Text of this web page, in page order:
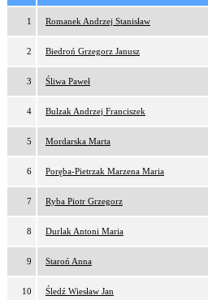
1 Romanek Andrzej Stanisław
2 Biedroń Grzegorz Janusz
3 Śliwa Paweł
4 Bulzak Andrzej Franciszek
5 Mordarska Marta
6 Poręba-Pietrzak Marzena Maria
7 Ryba Piotr Grzegorz
8 Durlak Antoni Maria
9 Staroń Anna
10 Śledź Wiesław Jan